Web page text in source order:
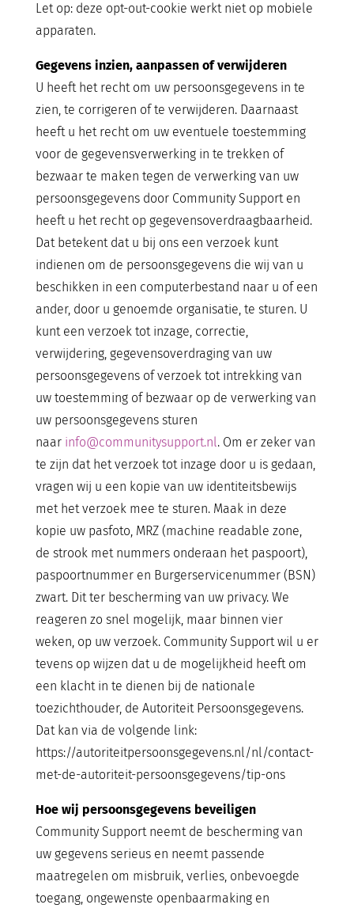
Let op: deze opt-out-cookie werkt niet op mobiele
apparaten.
Gegevens inzien, aanpassen of verwijderen
U heeft het recht om uw persoonsgegevens in te
zien, te corrigeren of te verwijderen. Daarnaast
heeft u het recht om uw eventuele toestemming
voor de gegevensverwerking in te trekken of
bezwaar te maken tegen de verwerking van uw
persoonsgegevens door Community Support en
heeft u het recht op gegevensoverdraagbaarheid.
Dat betekent dat u bij ons een verzoek kunt
indienen om de persoonsgegevens die wij van u
beschikken in een computerbestand naar u of een
ander, door u genoemde organisatie, te sturen. U
kunt een verzoek tot inzage, correctie,
verwijdering, gegevensoverdraging van uw
persoonsgegevens of verzoek tot intrekking van
uw toestemming of bezwaar op de verwerking van
uw persoonsgegevens sturen
naar info@communitysupport.nl. Om er zeker van
te zijn dat het verzoek tot inzage door u is gedaan,
vragen wij u een kopie van uw identiteitsbewijs
met het verzoek mee te sturen. Maak in deze
kopie uw pasfoto, MRZ (machine readable zone,
de strook met nummers onderaan het paspoort),
paspoortnummer en Burgerservicenummer (BSN)
zwart. Dit ter bescherming van uw privacy. We
reageren zo snel mogelijk, maar binnen vier
weken, op uw verzoek. Community Support wil u er
tevens op wijzen dat u de mogelijkheid heeft om
een klacht in te dienen bij de nationale
toezichthouder, de Autoriteit Persoonsgegevens.
Dat kan via de volgende link:
https://autoriteitpersoonsgegevens.nl/nl/contact-
met-de-autoriteit-persoonsgegevens/tip-ons
Hoe wij persoonsgegevens beveiligen
Community Support neemt de bescherming van
uw gegevens serieus en neemt passende
maatregelen om misbruik, verlies, onbevoegde
toegang, ongewenste openbaarmaking en